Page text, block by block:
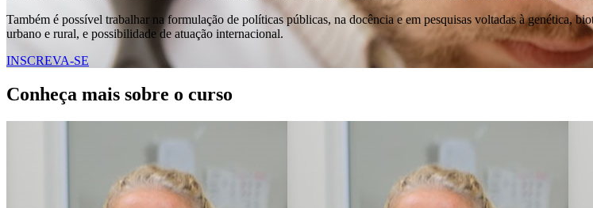
Também é possível trabalhar na formulação de políticas públicas, na docência e em pesquisas voltadas à genética,
urbano e rural, e possibilidade de atuação internacional.
INSCREVA-SE
Conheça mais sobre o curso